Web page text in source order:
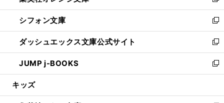
開
く
ウ
で
開
く
ウ
ィ
ン
ド
ウ
で
開
し
い
ウ
ィ
ン
ド
ウ
開
シフォン文庫
新
し
い
ウ
ィ
ン
ウ
ダッシュエックス文庫公式サイト
新
し
い
ウ
ン
JUMP j-BOOKS
新
し
ウ
キッズ